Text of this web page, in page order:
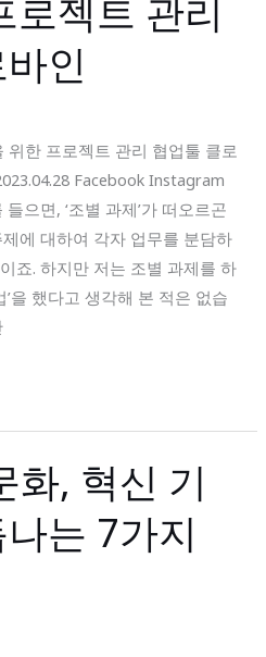
젝트 관리
인
위한 프로젝트 관리 협업툴 클로
Facebook Instagram
으면, ‘조별 과제’가 떠오르곤
에 대하여 각자 업무를 분담하
죠. 하지만 저는 조별 과제를 하
’을 했다고 생각해 본 적은 없습
화, 혁신 기
는 7가지